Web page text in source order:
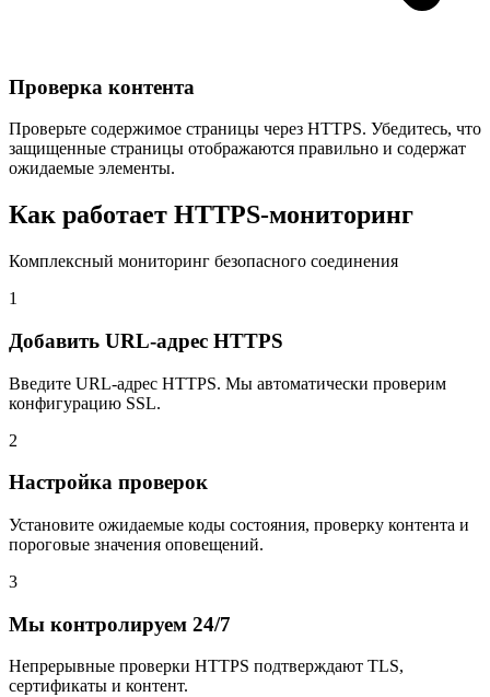
Проверка контента
Проверьте содержимое страницы через HTTPS. Убедитесь, что
защищенные страницы отображаются правильно и содержат
ожидаемые элементы.
Как работает HTTPS-мониторинг
Комплексный мониторинг безопасного соединения
1
Добавить URL-адрес HTTPS
Введите URL-адрес HTTPS. Мы автоматически проверим
конфигурацию SSL.
2
Настройка проверок
Установите ожидаемые коды состояния, проверку контента и
пороговые значения оповещений.
3
Мы контролируем 24/7
Непрерывные проверки HTTPS подтверждают TLS,
сертификаты и контент.